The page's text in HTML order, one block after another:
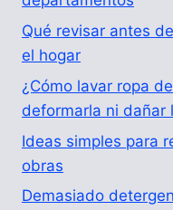
Qué revisar antes
el hogar
¿Cómo lavar ropa
deformarla ni dañar
Ideas simples para
obras
Demasiado